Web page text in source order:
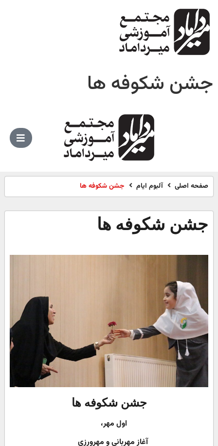
جشن شکوفه ها
صفحه اصلی آلبوم ایام جشن شکوفه ها
جشن شکوفه ها
جشن شکوفه ها
اول مهر،
آغاز مهربانی و مهرورزی